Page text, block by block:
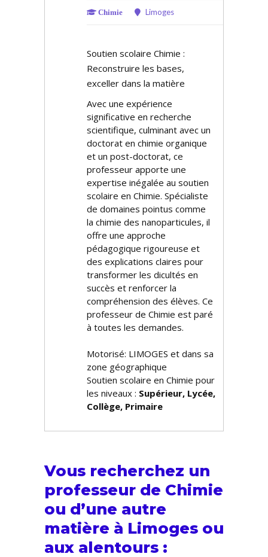
Chimie Limoges
Soutien scolaire Chimie :
Reconstruire les bases,
exceller dans la matière
Avec une expérience
significative en recherche
scientifique, culminant avec un
doctorat en chimie organique
et un post-doctorat, ce
professeur apporte une
expertise inégalée au soutien
scolaire en Chimie. Spécialiste
de domaines pointus comme
la chimie des nanoparticules, il
offre une approche
pédagogique rigoureuse et
des explications claires pour
transformer les difficultés en
succès et renforcer la
compréhension des élèves. Ce
professeur de Chimie est paré
à toutes les demandes.
Motorisé: LIMOGES et dans sa
zone géographique
Soutien scolaire en Chimie pour
les niveaux : Supérieur, Lycée,
Collège, Primaire
Vous recherchez un
professeur de Chimie
ou d’une autre
matière à Limoges ou
aux alentours :